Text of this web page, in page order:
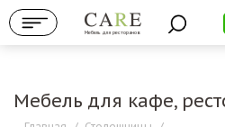
Мебель для ресторанов
Мебель для кафе,